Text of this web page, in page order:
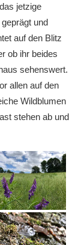
jetzige
und
auf den Blitz
ob ihr beides
sehenswert.
allen auf den
Wildblumen
stehen ab und